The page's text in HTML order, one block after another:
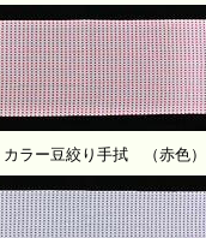
豆絞り手拭 （赤色）